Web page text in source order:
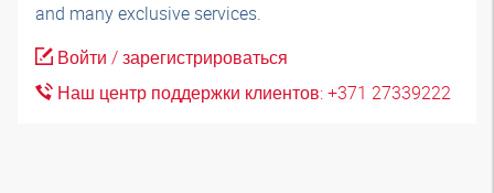
and many exclusive services.
Войти / зарегистрироваться
Наш центр поддержки клиентов: +371 27339222